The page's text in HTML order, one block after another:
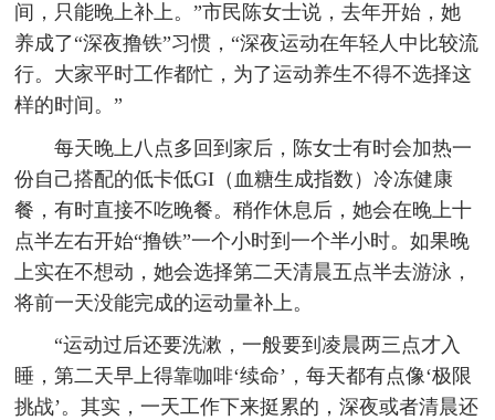
间，只能晚上补上。”市民陈女士说，去年开始，她
养成了“深夜撸铁”习惯，“深夜运动在年轻人中比较流
行。大家平时工作都忙，为了运动养生不得不选择这
样的时间。”
每天晚上八点多回到家后，陈女士有时会加热一
份自己搭配的低卡低GI（血糖生成指数）冷冻健康
餐，有时直接不吃晚餐。稍作休息后，她会在晚上十
点半左右开始“撸铁”一个小时到一个半小时。如果晚
上实在不想动，她会选择第二天清晨五点半去游泳，
将前一天没能完成的运动量补上。
“运动过后还要洗漱，一般要到凌晨两三点才入
睡，第二天早上得靠咖啡‘续命’，每天都有点像‘极限
挑战’。其实，一天工作下来挺累的，深夜或者清晨还